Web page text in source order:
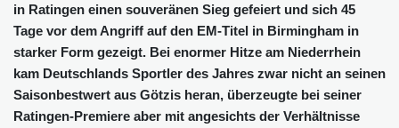
in Ratingen einen souveränen Sieg gefeiert und sich 45
Tage vor dem Angriff auf den EM-Titel in Birmingham in
starker Form gezeigt. Bei enormer Hitze am Niederrhein
kam Deutschlands Sportler des Jahres zwar nicht an seinen
Saisonbestwert aus Götzis heran, überzeugte bei seiner
Ratingen-Premiere aber mit angesichts der Verhältnisse